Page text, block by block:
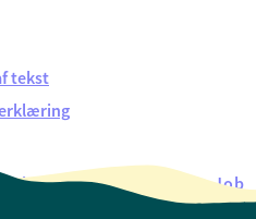
tekst
over selvbetjeningJob